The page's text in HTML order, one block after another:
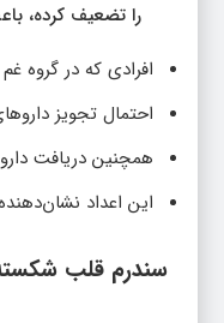
را تضعیف کرده،
افرادی که در گروه غم شدید بودند، ۳ سال پس از فوت عزیزانشان ۱۸۶ درصد بیشتر از
احتمال تجویز داروهای
همچنین دریافت داروهای
این اعداد
سندرم قلب